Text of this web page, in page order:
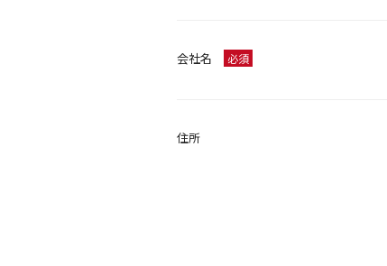
会社名 必須
住所